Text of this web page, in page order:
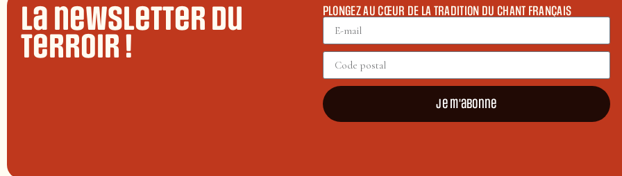
La newsletter du
terroir !
PLONGEZ AU CŒUR DE LA TRADITION DU CHANT FRANÇAIS
Je m'abonne